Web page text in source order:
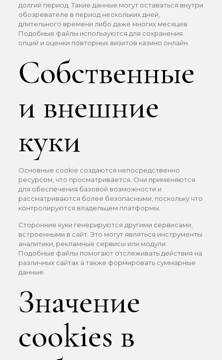
долгий период. Такие данные могут оставаться внутри
обозревателе в период нескольких дней,
длительного времени либо даже многих месяцев.
Подобные файлы используются для сохранения
опций и оценки повторных визитов казино онлайн.
Собственные
и внешние
куки
Основные cookie создаются непосредственно
ресурсом, что просматривается. Они применяются
для обеспечения базовой возможности и
рассматриваются более безопасными, поскольку что
контролируются владельцем платформы.
Сторонние куки генерируются другими сервисами,
встроенными в сайт. Это могут являться инструменты
аналитики, рекламные сервисы или модули.
Подобные файлы помогают отслеживать действия на
различных сайтах а также формировать суммарные
данные.
Значение
cookies в